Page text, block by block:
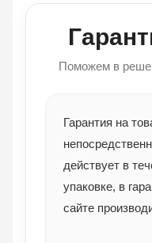
Поможем в
Гарантия на
действует в
упаковке, в
сайте